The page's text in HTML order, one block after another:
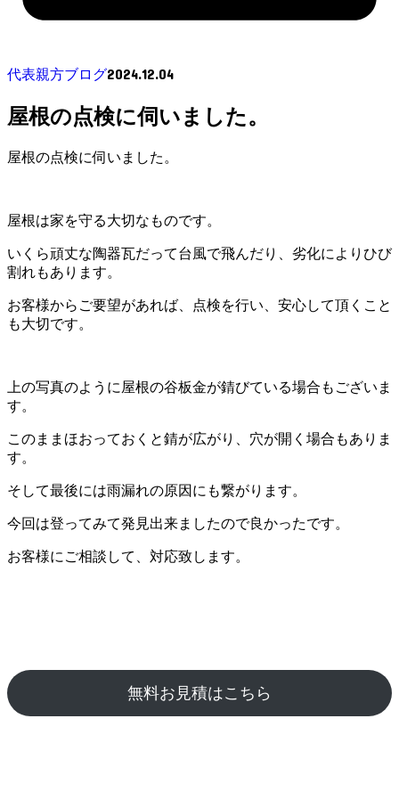
代表親方ブログ2024.12.04
屋根の点検に伺いました。
屋根の点検に伺いました。
屋根は家を守る大切なものです。
いくら頑丈な陶器瓦だって台風で飛んだり、劣化によりひび
割れもあります。
お客様からご要望があれば、点検を行い、安心して頂くこと
も大切です。
上の写真のように屋根の谷板金が錆びている場合もございま
す。
このままほおっておくと錆が広がり、穴が開く場合もありま
す。
そして最後には雨漏れの原因にも繋がります。
今回は登ってみて発見出来ましたので良かったです。
お客様にご相談して、対応致します。
無料お見積はこちら